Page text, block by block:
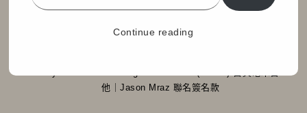
Jason Mraz 聯名簽名款
他｜Jason Mraz 聯名簽名款
Continue reading